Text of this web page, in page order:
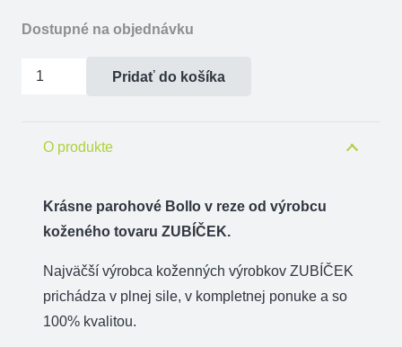
Dostupné na objednávku
množstvo
Pridať do košíka
O produkte
Krásne parohové Bollo v reze od výrobcu
koženého tovaru ZUBÍČEK.
Najväčší výrobca koženných výrobkov ZUBÍČEK
prichádza v plnej sile, v kompletnej ponuke a so
100% kvalitou.